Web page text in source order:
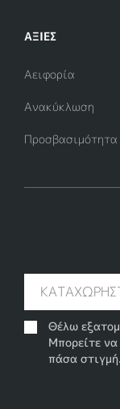
ΑΞΊΕΣ
Αειφορία
Ανακύκλωση
Προσβασιμότητα
Θέλω
Μπορείτε
πάσα